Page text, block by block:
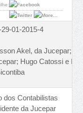
Akel, da Jucepar;
Hugo Catossi e
dos Contabilistas
da Jucepar